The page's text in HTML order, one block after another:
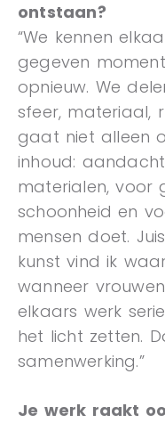
ontstaan?
“We kennen
gegeven
opnieuw. We
sfeer, materiaal,
gaat niet alleen
inhoud:
materialen, voor
schoonheid en
mensen doet.
kunst vind ik
wanneer
elkaars werk
het licht zetten.
samenwerking.”
Je werk raakt